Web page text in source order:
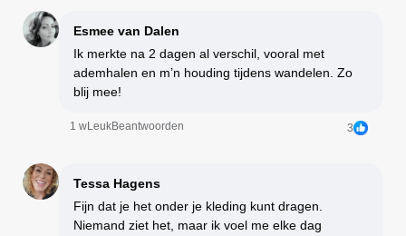
Esmee van Dalen
Ik merkte na 2 dagen al verschil, vooral met
ademhalen en m’n houding tijdens wandelen. Zo
blij mee!
1 wLeukBeantwoorden 3
Tessa Hagens
Fijn dat je het onder je kleding kunt dragen.
Niemand ziet het, maar ik voel me elke dag